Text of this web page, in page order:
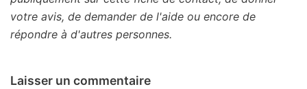
votre avis, de demander de l'aide ou encore de
répondre à d'autres personnes.
Laisser un commentaire